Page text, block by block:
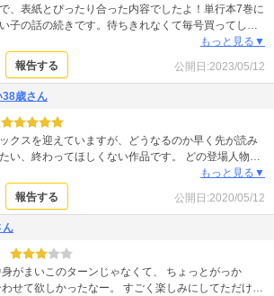
、表紙とぴったり合った内容でしたよ！単行本7巻に
子の話の続きです。待ちきれなくて毎号買ってしま
。服の色はキャラクターの個性や心情も表れると思
表紙のカラーが入ってほしいくらい！ 表紙も巻頭
は、目的以外の作品もいろい
な作品と出会うきっかけにもなるから良いですね！
もっと見る▼
報告する 公開日:2023/05/12
38歳さん
クスを迎えていますが、どうなるのか早く先が読み
い、終わってほしくない作品です。 どの登場人物も
ですが、緩やかなハッピーエンドを期待するのは難
んはもちろんですが、優里ちゃんにだけは悲しい結
。どうかこの子には幸せになって欲しいです。 浅岡
、彼女にとって一番満たされるのはやはり東根さん
か悲劇のラストで終わりませんように・・
もっと見る▼
報告する 公開日:2020/05/12
ん
がまいこのターンじゃなくて、 ちょっとがっか
せて欲しかったなー。 すごく楽しみにしてただけに